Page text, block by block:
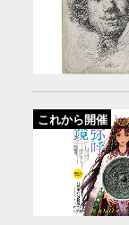
これから開催